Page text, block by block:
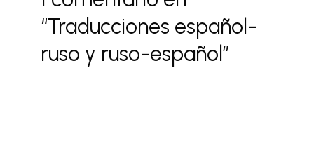
“Traducciones español-
ruso y ruso-español”